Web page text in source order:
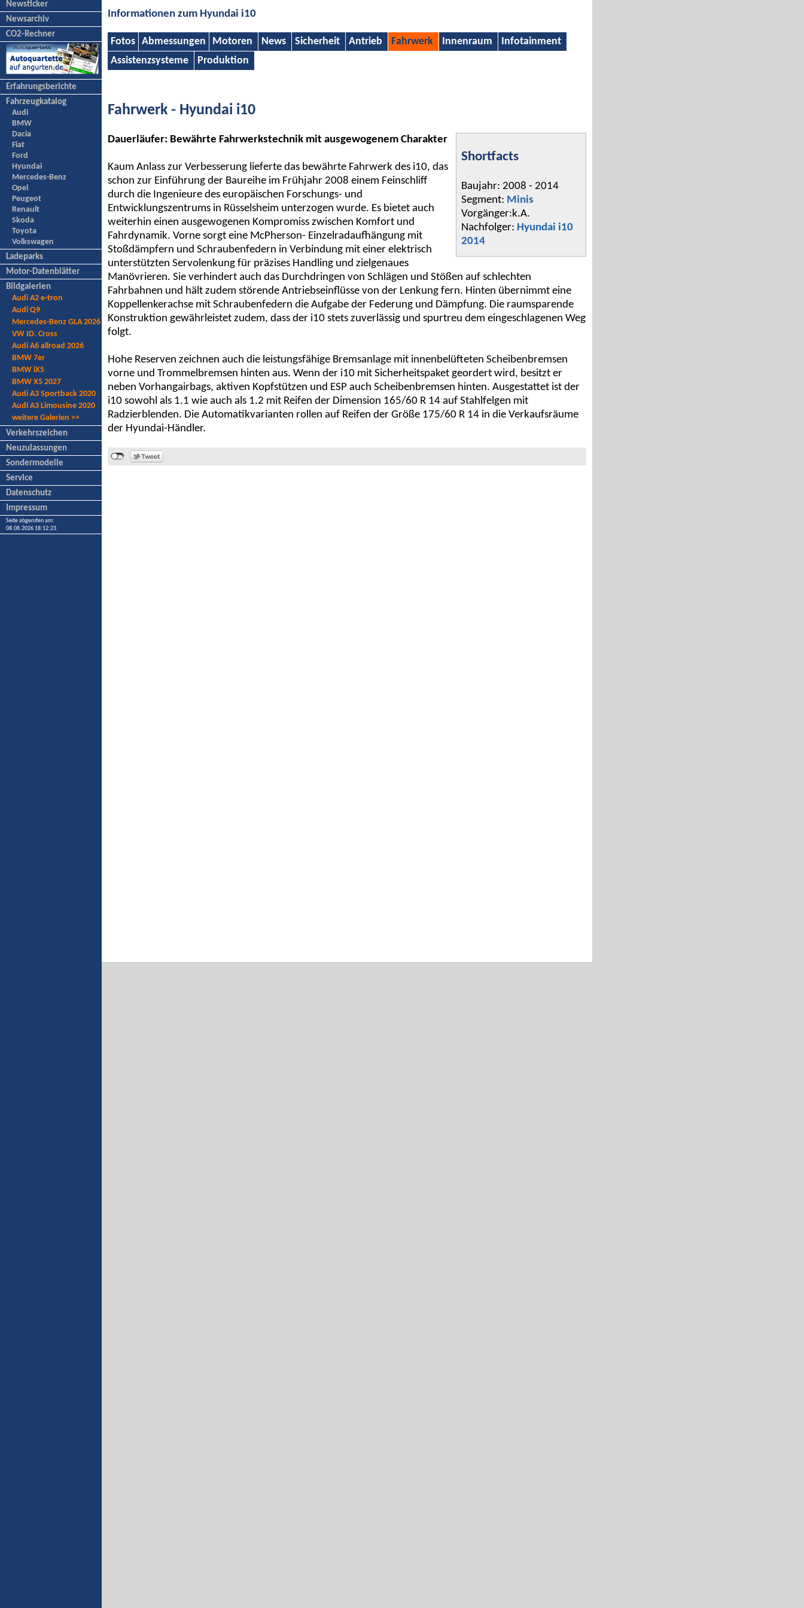
Newsticker
Newsarchiv
CO2-Rechner
Erfahrungsberichte
Fahrzeugkatalog
Audi
BMW
Dacia
Fiat
Ford
Hyundai
Mercedes-Benz
Opel
Peugeot
Renault
Skoda
Toyota
Volkswagen
Ladeparks
Motor-Datenblätter
Bildgalerien
Audi A2 e-tron
Audi Q9
Mercedes-Benz GLA 2026
VW ID. Cross
Audi A6 allroad 2026
BMW 7er
BMW iX5
BMW X5 2027
Audi A3 Sportback 2020
Audi A3 Limousine 2020
weitere Galerien >>
Verkehrszeichen
Neuzulassungen
Sondermodelle
Service
Datenschutz
Impressum
Seite abgerufen am:
08.08.2026 18:12:23
Informationen zum Hyundai i10
Fotos Abmessungen Motoren News Sicherheit Antrieb Fahrwerk Innenraum
Infotainment
Assistenzsysteme
Produktion
Fahrwerk - Hyundai i10
Shortfacts
Baujahr: 2008 - 2014
Segment: Minis
Vorgänger:k.A.
Nachfolger: Hyundai i10
2014
Dauerläufer: Bewährte Fahrwerkstechnik mit ausgewogenem Charakter
Kaum Anlass zur Verbesserung lieferte das bewährte Fahrwerk des i10, das
schon zur Einführung der Baureihe im Frühjahr 2008 einem Feinschliff
durch die Ingenieure des europäischen Forschungs- und
Entwicklungszentrums in Rüsselsheim unterzogen wurde. Es bietet auch
weiterhin einen ausgewogenen Kompromiss zwischen Komfort und
Fahrdynamik. Vorne sorgt eine McPherson- Einzelradaufhängung mit
Stoßdämpfern und Schraubenfedern in Verbindung mit einer elektrisch
unterstützten Servolenkung für präzises Handling und zielgenaues
Manövrieren. Sie verhindert auch das Durchdringen von Schlägen und Stößen auf schlechten
Fahrbahnen und hält zudem störende Antriebseinflüsse von der Lenkung fern. Hinten übernimmt eine
Koppellenkerachse mit Schraubenfedern die Aufgabe der Federung und Dämpfung. Die raumsparende
Konstruktion gewährleistet zudem, dass der i10 stets zuverlässig und spurtreu dem eingeschlagenen Weg
folgt.
Hohe Reserven zeichnen auch die leistungsfähige Bremsanlage mit innenbelüfteten Scheibenbremsen
vorne und Trommelbremsen hinten aus. Wenn der i10 mit Sicherheitspaket geordert wird, besitzt er
neben Vorhangairbags, aktiven Kopfstützen und ESP auch Scheibenbremsen hinten. Ausgestattet ist der
i10 sowohl als 1.1 wie auch als 1.2 mit Reifen der Dimension 165/60 R 14 auf Stahlfelgen mit
Radzierblenden. Die Automatikvarianten rollen auf Reifen der Größe 175/60 R 14 in die Verkaufsräume
der Hyundai-Händler.